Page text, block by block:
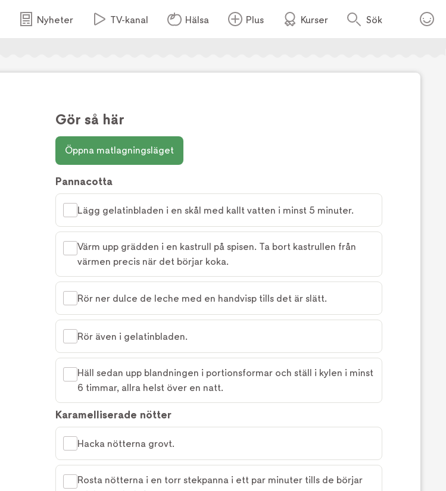
Nyheter TV-kanal Hälsa Plus Kurser Sök
Foto:Tv4
Gör så här
Öppna matlagningsläget
Pannacotta
Lägg gelatinbladen i en skål med kallt vatten i minst 5 minuter.
Värm upp grädden i en kastrull på spisen. Ta bort kastrullen från
värmen precis när det börjar koka.
Rör ner dulce de leche med en handvisp tills det är slätt.
Rör även i gelatinbladen.
Häll sedan upp blandningen i portionsformar och ställ i kylen i minst
6 timmar, allra helst över en natt.
Karamelliserade nötter
Hacka nötterna grovt.
Rosta nötterna i en torr stekpanna i ett par minuter tills de börjar